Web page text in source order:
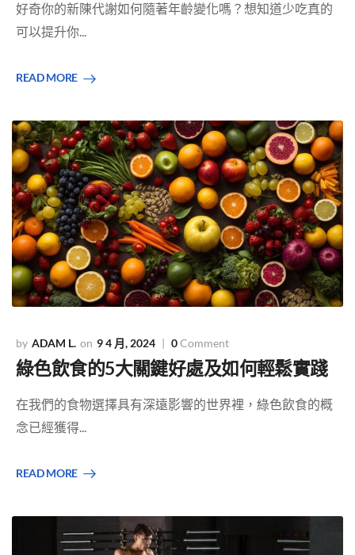
好奇你的新陳代謝如何隨著年齡變化嗎？想知道少吃真的
可以提升你...
READ MORE
ADAM L. 9 4 月, 2024 0Comment
綠色飲食的5大關鍵好處及如何輕鬆實踐
在我們的食物選擇具有深遠影響的世界裡，綠色飲食的概
念已經獲得...
READ MORE